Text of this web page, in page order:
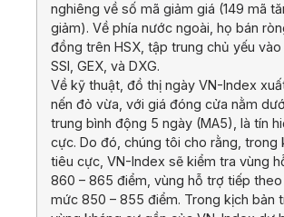
nghiêng về số mã giảm giá (149 mã
giảm). Về phía nước ngoài, họ bán
đồng trên HSX, tập trung chủ yếu vào
SSI, GEX, và DXG.
Về kỹ thuật, đồ thị ngày VN-Index
nến đỏ vừa, với giá đóng cửa nằm
trung bình động 5 ngày (MA5), là tín
cực. Do đó, chúng tôi cho rằng, trong
tiêu cực, VN-Index sẽ kiểm tra vùng
860 – 865 điểm, vùng hỗ trợ tiếp
mức 850 – 855 điểm. Trong kịch bản